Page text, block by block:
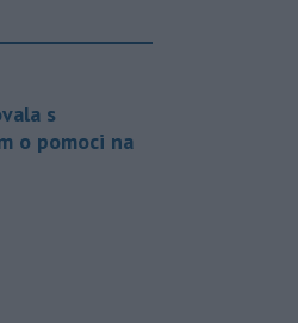
s
o pomoci na